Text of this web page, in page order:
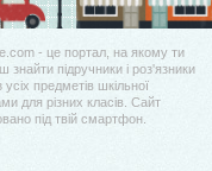
- це портал, на якому ти
знайти підручники і роз'язники
предметів шкільної
для різних класів. Сайт
під твій смартфон.